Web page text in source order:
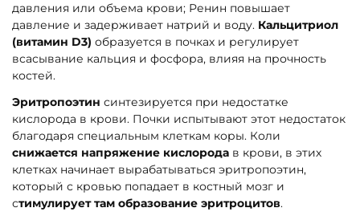
давления или объема крови; Ренин повышает
давление и задерживает натрий и воду. Кальцитриол
(витамин D3) образуется в почках и регулирует
всасывание кальция и фосфора, влияя на прочность
костей.
Эритропоэтин синтезируется при недостатке
кислорода в крови. Почки испытывают этот недостаток
благодаря специальным клеткам коры. Коли
снижается напряжение кислорода в крови, в этих
клетках начинает вырабатываться эритропоэтин,
который с кровью попадает в костный мозг и
стимулирует там образование эритроцитов.